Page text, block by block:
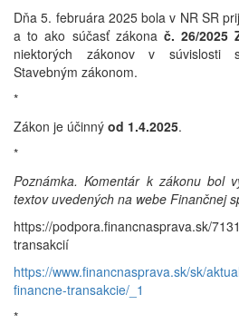
Dňa 5. februára 2025 bola v NR SR
a to ako súčasť zákona č. 26/2025
niektorých zákonov v súvislosti
Stavebným zákonom.
*
Zákon je účinný od 1.4.2025.
*
Poznámka. Komentár k zákonu bol
textov uvedených na webe Finančnej
https://podpora.financnasprava.sk/
transakcií
https://www.financnasprava.sk/sk/
financne-transakcie/_1
*